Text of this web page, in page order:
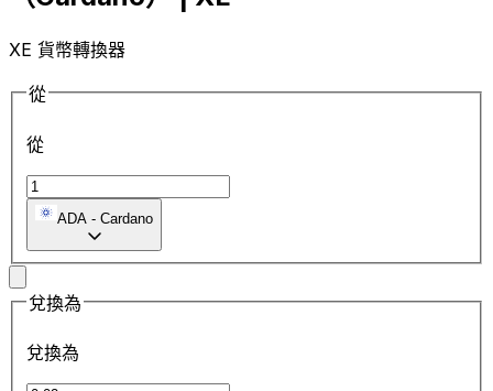
XE 貨幣轉換器
從
從
ADA - Cardano
兌換為
兌換為